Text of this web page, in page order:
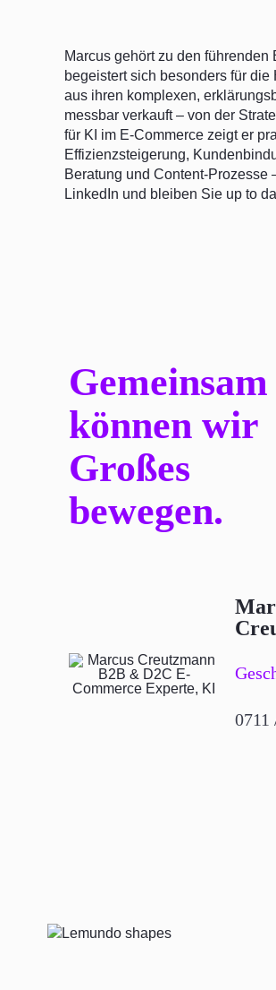
Marcus gehört zu den
begeistert sich besonders für
aus ihren komplexen,
messbar verkauft – von der
für KI im E-Commerce zeigt er
Effizienzsteigerung,
Beratung und Content-Prozesse
LinkedIn und bleiben Sie up to
Gemeinsam
können wir
Großes
bewegen.
0711